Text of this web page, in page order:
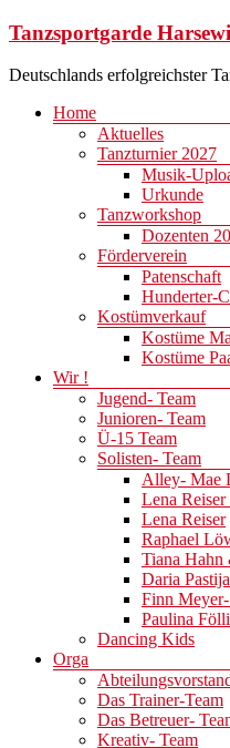
Zum
springen
Tanzsportgarde
Deutschlands erfolgreichster
Menü
Home
Aktuelles
Tanzturnier 2027
Musik-
Urkunde
Tanzworkshop
Dozenten
Förderverein
Patenschaft
Hunderter-
Kostümverkauf
Kostüme
Kostüme
Wir !
Jugend- Team
Junioren- Team
Ü-15 Team
Solisten- Team
Alley- Mae
Lena
Lena Reiser
Raphael
Tiana
Daria
Finn
Paulina
Dancing Kids
Orga
Das Trainer-Team
Das Betreuer-
Kreativ- Team